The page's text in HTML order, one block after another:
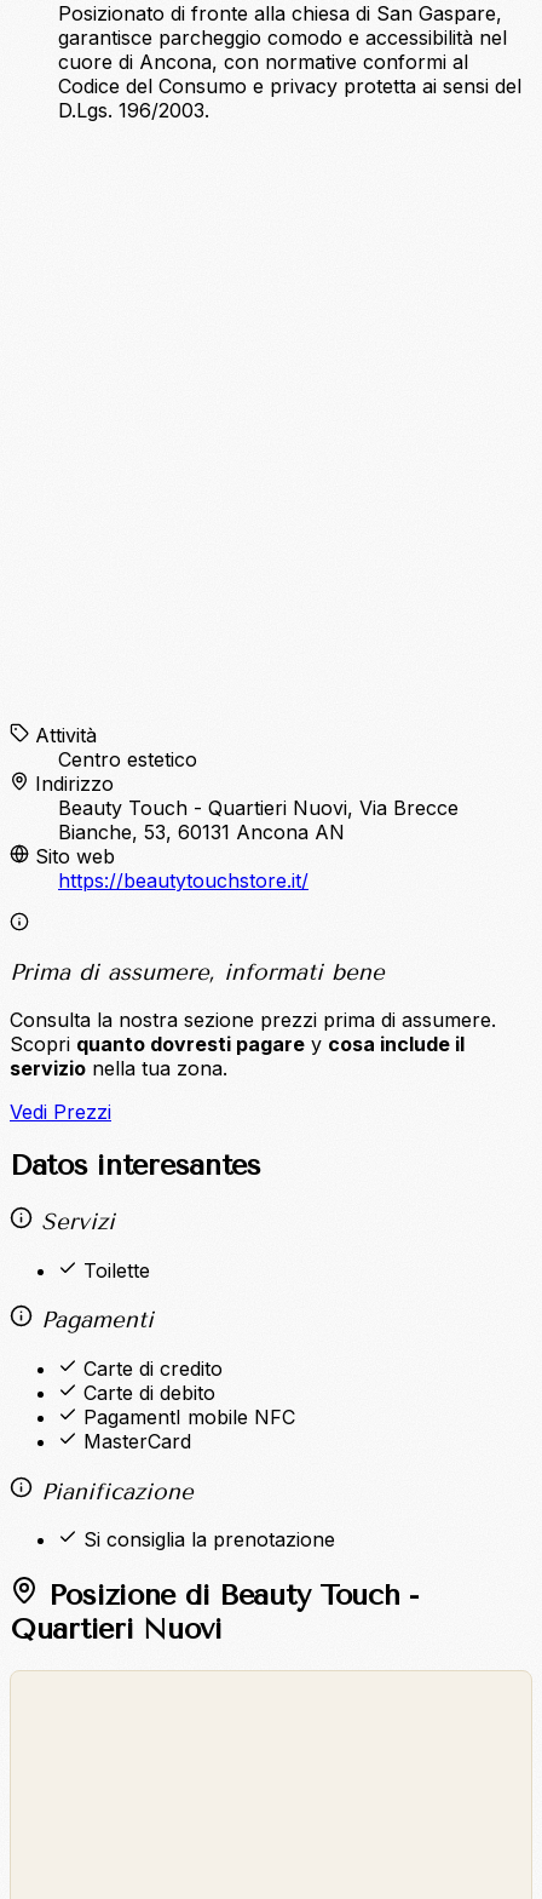
Posizionato di fronte alla chiesa di San Gaspare,
garantisce parcheggio comodo e accessibilità nel
cuore di Ancona, con normative conformi al
Codice del Consumo e privacy protetta ai sensi del
D.Lgs. 196/2003.
Attività
Centro estetico
Indirizzo
Beauty Touch - Quartieri Nuovi, Via Brecce
Bianche, 53, 60131 Ancona AN
Sito web
https://beautytouchstore.it/
Prima di assumere, informati bene
Consulta la nostra sezione prezzi prima di assumere.
Scopri quanto dovresti pagare y cosa include il
servizio nella tua zona.
Vedi Prezzi
Datos interesantes
Servizi
Toilette
Pagamenti
Carte di credito
Carte di debito
PagamentI mobile NFC
MasterCard
Pianificazione
Si consiglia la prenotazione
Posizione di Beauty Touch -
Quartieri Nuovi